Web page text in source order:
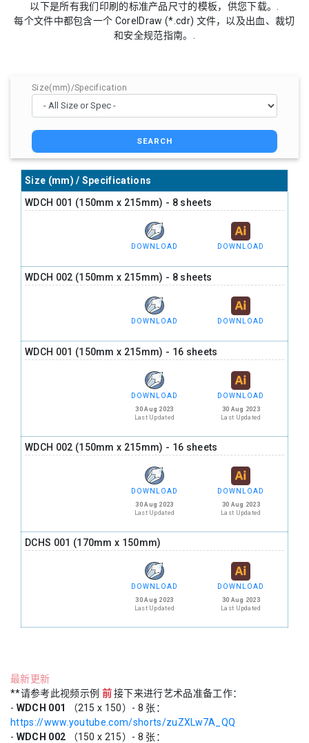
以下是所有我们印刷的标准产品尺寸的模板，供您下载。.
每个文件中都包含一个 CorelDraw (*.cdr) 文件，以及出血、裁切
和安全规范指南。.
Size(mm)/Specification
SEARCH
Size (mm) / Specifications
WDCH 001 (150mm x 215mm) - 8 sheets
DOWNLOAD DOWNLOAD
WDCH 002 (150mm x 215mm) - 8 sheets
DOWNLOAD DOWNLOAD
WDCH 001 (150mm x 215mm) - 16 sheets
DOWNLOAD
30 Aug 2023
Last Updated
DOWNLOAD
30 Aug 2023
Last Updated
WDCH 002 (150mm x 215mm) - 16 sheets
DOWNLOAD
30 Aug 2023
Last Updated
DOWNLOAD
30 Aug 2023
Last Updated
DCHS 001 (170mm x 150mm)
DOWNLOAD
30 Aug 2023
Last Updated
DOWNLOAD
30 Aug 2023
Last Updated
最新更新
**请参考此视频示例 前接下来进行艺术品准备工作：
- WDCH 001
（215 x 150）- 8 张：
https://www.youtube.com/shorts/zuZXLw7A_QQ
- WDCH 002 （150 x 215）- 8 张：